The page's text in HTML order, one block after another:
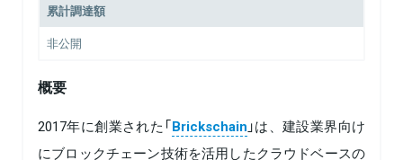
累計調達額
非公開
概要
2017年に創業された「Brickschain 」は、建設業界向け
にブロックチェーン技術を活用したクラウドベースの